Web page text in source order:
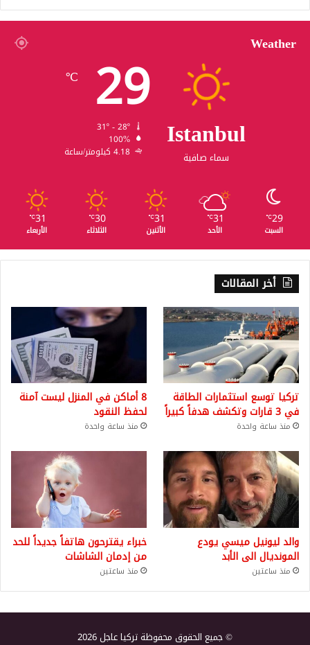
Weather
Istanbul
سماء صافية
29
℃
100%
4.18 كيلومتر/ساعة
29
℃
السبت
31
℃
الأحد
31
℃
الأثنين
30
℃
الثلاثاء
31
℃
الأربعاء
أخر المقالات
تركيا توسع استثمارات الطاقة
في 3 قارات وتكشف هدفاً كبيراً
منذ ساعة واحدة
8 أماكن في المنزل ليست آمنة
لحفظ النقود
منذ ساعة واحدة
والد ليونيل ميسي يودع
المونديال الى الأبد
منذ ساعتين
خبراء يقترحون هاتفاً جديداً للحد
من إدمان الشاشات
منذ ساعتين
© جميع الحقوق محفوظة تركيا عاجل 2026